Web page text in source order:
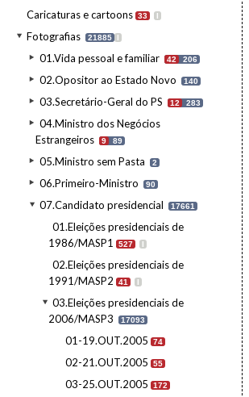
Caricaturas e cartoons 33 I
Fotografias 21885 I
01.Vida pessoal e familiar 42 206
02.Opositor ao Estado Novo 140
03.Secretário-Geral do PS 12 283
04.Ministro dos Negócios
Estrangeiros
9 89
05.Ministro sem Pasta 2
06.Primeiro-Ministro 90
07.Candidato presidencial 17661
01.Eleições presidenciais de
1986/MASP1
527 I
02.Eleições presidenciais de
1991/MASP2
41 I
03.Eleições presidenciais de
2006/MASP3
17093
01-19.OUT.2005 74
02-21.OUT.2005 55
03-25.OUT.2005 172